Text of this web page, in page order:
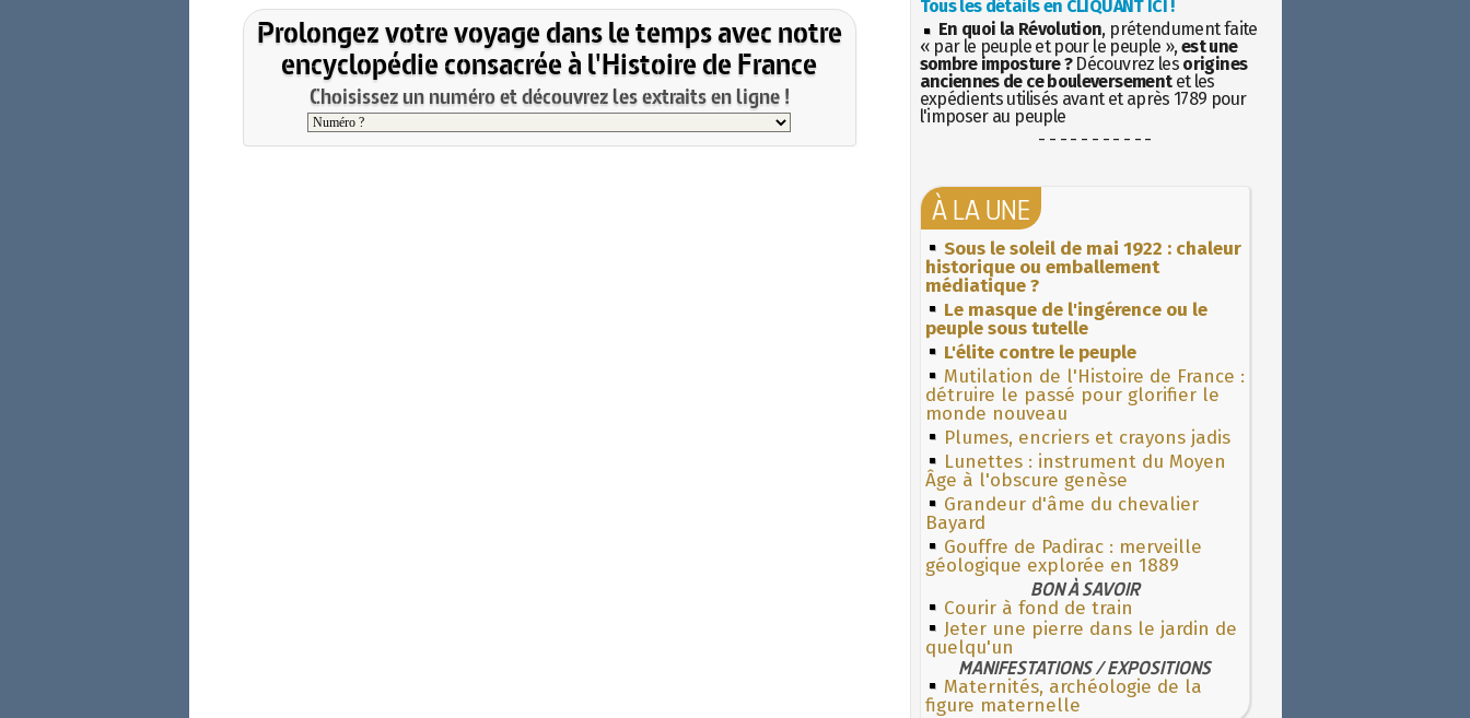
Prolongez votre voyage dans le temps avec notre
encyclopédie consacrée à l'Histoire de France
Choisissez un numéro et découvrez les extraits en ligne !
Tous les détails en CLIQUANT ICI !
En quoi la Révolution, prétendument faite
« par le peuple et pour le peuple », est une
sombre imposture ?Découvrez les origines
anciennes de ce bouleversementet les
expédients utilisés avant et après 1789 pour
l'imposer au peuple
- - - - - - - - - - -
À LA UNE
Sous le soleil de mai 1922 : chaleur
historique ou emballement
médiatique ?
Le masque de l'ingérence ou le
peuple sous tutelle
L'élite contre le peuple
Mutilation de l'Histoire de France :
détruire le passé pour glorifier le
monde nouveau
Plumes, encriers et crayons jadis
Lunettes : instrument du Moyen
Âge à l'obscure genèse
Grandeur d'âme du chevalier
Bayard
Gouffre de Padirac : merveille
géologique explorée en 1889
BON À SAVOIR
Courir à fond de train
Jeter une pierre dans le jardin de
quelqu'un
MANIFESTATIONS / EXPOSITIONS
Maternités, archéologie de la
figure maternelle